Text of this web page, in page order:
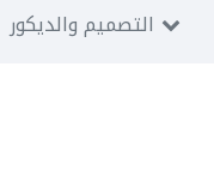
التصميم والديكور